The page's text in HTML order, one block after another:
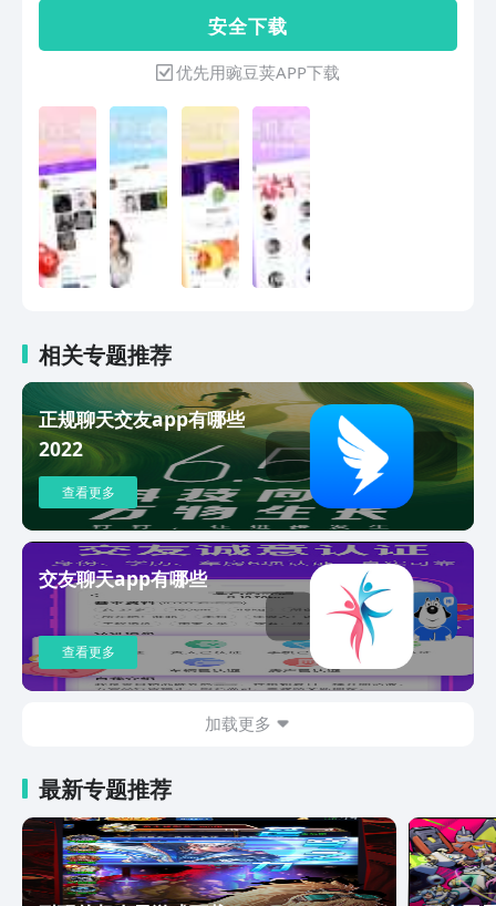
自然开端。【连线环境：安全实时，放松
聊天】-真人认证：所有用户均通过基础
真人验证，你连接的每一位帅哥美女都是
一次视频或语音匹配连线均为端到端加
密，可放心畅所欲言。【用户故事&心
声】“深夜在知聊视频匹配到一位同城的
女生，我们开着视频，偶尔聊几句，那种
安静的陪伴感特别治愈。后来顺其自然地
约了线下咖啡，附近交友也可以很温
暖。”——小陆 | 自由插画师“声控的我，
喜欢用语音匹配认识附近的人。连到过声
伴。这种陪伴让独居生活充实多
了。”——辰风 | 独立音乐人“在知聊上很
容易匹配到颜值高又聊得来的人。有一次
和匹配到的小姐姐相谈甚欢，周末真的约
了出来看电影，同城约会就这样开始
了。”—— Mia | 时尚博主【为什么选择
知聊？】在知聊，我们专注于为你提供稳
定、高质量的线上一对一视频/语音匹配
体验，并融入同城交友的真实感与即时
性。下载知聊，开启实时视频聊天体验！
知聊官网：www.knowchatapp.com官方
反馈邮箱：zhiliao@midust.com
过视频（照片+视频）+24小时人工在线
审核，拒绝照骗，告别抠脚大叔，告别不
真心不真诚的聊天行为，提供给用户一个
安全可靠、靠谱的面具附近单身男女的公
安 全 下 载
优先用豌豆荚APP下载
相关专题推荐
正规聊天交友app有哪些
2022
查看更多
交友聊天app有哪些
查看更多
加载更多
最新专题推荐